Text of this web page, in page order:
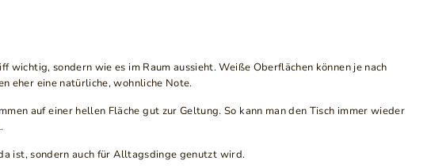
sondern wie es im Raum aussieht. Weiße Oberflächen können je nach
eher eine natürliche, wohnliche Note.
auf einer hellen Fläche gut zur Geltung. So kann man den Tisch immer wieder
ist, sondern auch für Alltagsdinge genutzt wird.